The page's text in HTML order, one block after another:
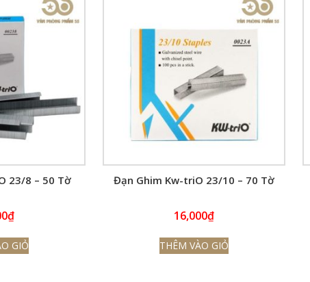
23/8 – 50 Tờ
₫
GIỎ
Đạn Ghim Kw-triO 23/10 – 70 Tờ
16,000₫
THÊM VÀO GIỎ